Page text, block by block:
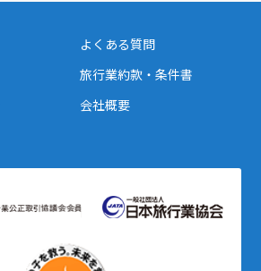
よくある質問
旅行業約款・条件書
会社概要